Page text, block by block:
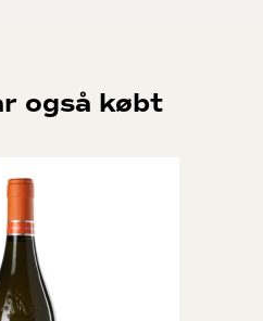
også købt